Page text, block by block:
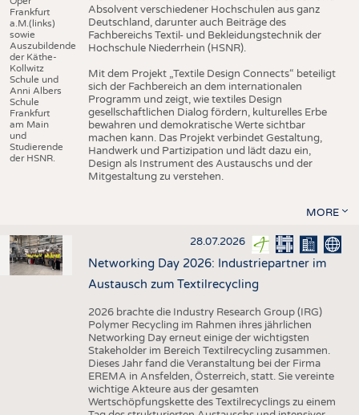
Frankfurt
a.M.(links)
sowie
Auszubildende
der Käthe-
Kollwitz
Schule und
Anni Albers
Schule
Frankfurt
am Main
und
Studierende
der HSNR.
Absolvent verschiedener Hochschulen aus ganz
Deutschland, darunter auch Beiträge des
Fachbereichs Textil- und Bekleidungstechnik der
Hochschule Niederrhein (HSNR).
Mit dem Projekt „Textile Design Connects“ beteiligt
sich der Fachbereich an dem internationalen
Programm und zeigt, wie textiles Design
gesellschaftlichen Dialog fördern, kulturelles Erbe
bewahren und demokratische Werte sichtbar
machen kann. Das Projekt verbindet Gestaltung,
Handwerk und Partizipation und lädt dazu ein,
Design als Instrument des Austauschs und der
Mitgestaltung zu verstehen.
MORE
28.07.2026
Networking Day 2026: Industriepartner im
Austausch zum Textilrecycling
2026 brachte die Industry Research Group (IRG)
Polymer Recycling im Rahmen ihres jährlichen
Networking Day erneut einige der wichtigsten
Stakeholder im Bereich Textilrecycling zusammen.
Dieses Jahr fand die Veranstaltung bei der Firma
EREMA in Ansfelden, Österreich, statt. Sie vereinte
wichtige Akteure aus der gesamten
Wertschöpfungskette des Textilrecyclings zu einem